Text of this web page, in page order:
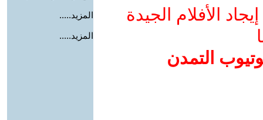
الأفلام الجيدة
التمدن
المزيد.....
المزيد.....